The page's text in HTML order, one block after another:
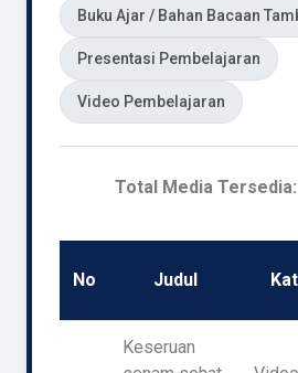
Buku Ajar / Bahan Bacaan
Presentasi Pembelajaran
Video Pembelajaran
Total Media
No Judul
Keseruan